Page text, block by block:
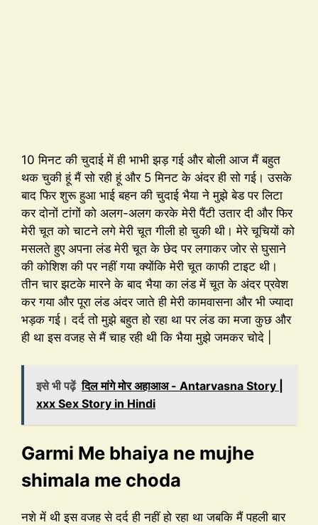
10 मिनट की चुदाई में ही भाभी झड़ गई और बोली आज मैं बहुत
थक चुकी हूं मैं सो रही हूं और 5 मिनट के अंदर ही सो गई। उसके
बाद फिर शुरू हुआ भाई बहन की चुदाई भैया ने मुझे बेड पर लिटा
कर दोनों टांगों को अलग-अलग करके मेरी पैंटी उतार दी और फिर
मेरी चूत को चाटने लगे मेरी चूत गीली हो चुकी थी। मेरे चूचियों को
मसलते हुए अपना लंड मेरी चूत के छेद पर लगाकर जोर से घुसाने
की कोशिश की पर नहीं गया क्योंकि मेरी चूत काफी टाइट थी।
तीन चार झटके मारने के बाद भैया का लंड में चूत के अंदर प्रवेश
कर गया और पूरा लंड अंदर जाते ही मेरी कामवासना और भी ज्यादा
भड़क गई। दर्द तो मुझे बहुत हो रहा था पर लंड का मजा कुछ और
ही था इस वजह से मैं चाह रही थी कि भैया मुझे जमकर चोदे |
इसे भी पढ़ें दिल मांगे मोर अहाआअ - Antarvasna Story |
xxx Sex Story in Hindi
Garmi Me bhaiya ne mujhe
shimala me choda
नशे में थी इस वजह से दर्द ही नहीं हो रहा था जबकि मैं पहली बार